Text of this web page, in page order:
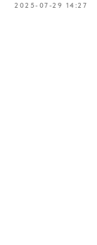
2025-07-29 14:27